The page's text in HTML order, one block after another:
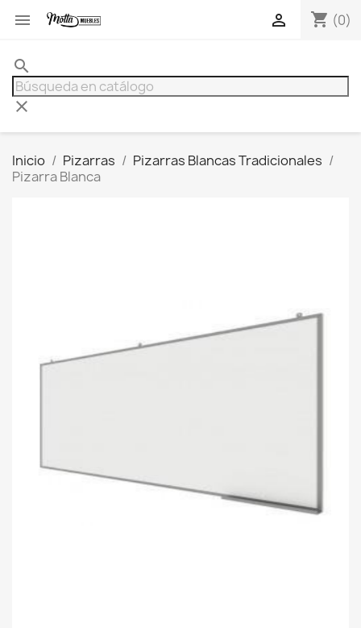
 shopping_cart (0)

search
clear
Inicio Pizarras
Pizarras Blancas Tradicionales
Pizarra Blanca